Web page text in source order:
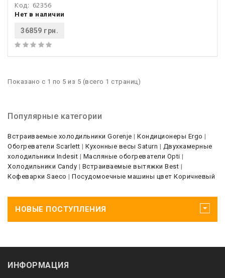
Код: 62356
Нет в наличии
36859 грн.
Показано с 1 по 5 из 5 (всего 1 страниц)
Популярные категории
Встраиваемые холодильники Gorenje | Кондиционеры Ergo |
Обогреватели Scarlett | Кухонные весы Saturn | Двухкамерные
холодильники Indesit | Масляные обогреватели Opti |
Холодильники Candy | Встраиваемые вытяжки Best |
Кофеварки Saeco | Посудомоечные машины цвет Коричневый
НОВЫЕ ПОСТУПЛЕНИЯ
ИНФОРМАЦИЯ